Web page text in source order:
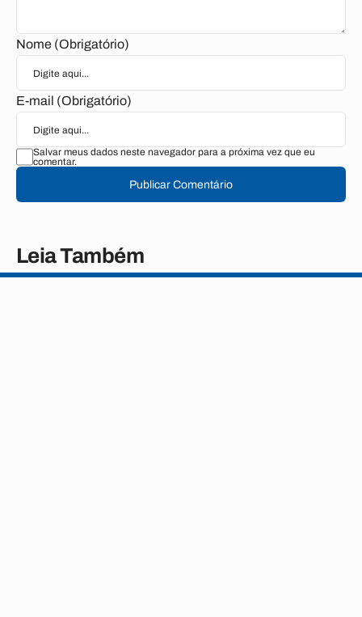
Nome (Obrigatório)
E-mail (Obrigatório)
Salvar meus dados neste navegador para a próxima vez que eu
comentar.
Publicar Comentário
Leia Também